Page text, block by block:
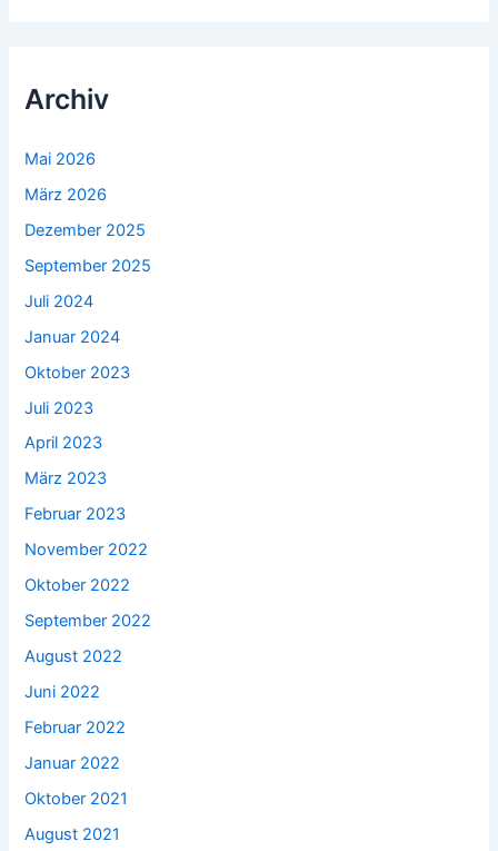
Archiv
Mai 2026
März 2026
Dezember 2025
September 2025
Juli 2024
Januar 2024
Oktober 2023
Juli 2023
April 2023
März 2023
Februar 2023
November 2022
Oktober 2022
September 2022
August 2022
Juni 2022
Februar 2022
Januar 2022
Oktober 2021
August 2021